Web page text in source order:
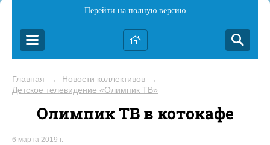
Перейти на полную версию
Главная → Новости коллективов →
Детское телевидение «Олимпик ТВ»
Олимпик ТВ в котокафе
6 марта 2019 г.